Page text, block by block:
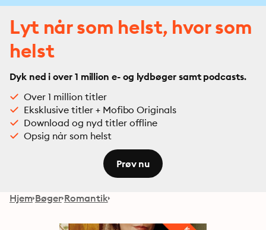
Lyt når som helst, hvor som
helst
Dyk ned i over 1 million e- og lydbøger samt podcasts.
Over 1 million titler
Eksklusive titler + Mofibo Originals
Download og nyd titler offline
Opsig når som helst
Prøv nu
Hjem Bøger Romantik